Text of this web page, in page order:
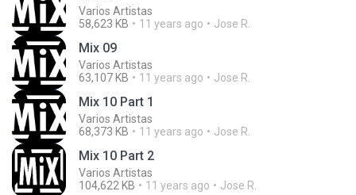
Varios Artistas
58,623 KB
11 years ago Jose R.
Mix 09
Varios Artistas
63,107 KB
11 years ago Jose R.
Mix 10 Part 1
Varios Artistas
68,373 KB
11 years ago Jose R.
Mix 10 Part 2
Varios Artistas
104,622 KB
11 years ago Jose R.